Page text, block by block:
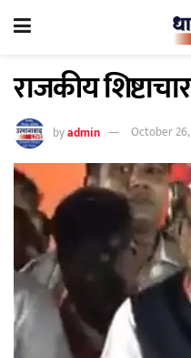
राजकीय
byadmin October